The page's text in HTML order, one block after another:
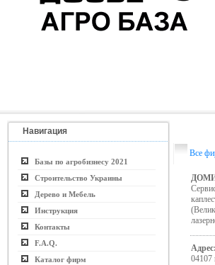
Навигация
Базы по агробизнесу 2021
Строительство Украины
Дерево и Мебель
Инструкция
Контакты
F.A.Q.
Каталог фирм
Все
Адрес:
04107